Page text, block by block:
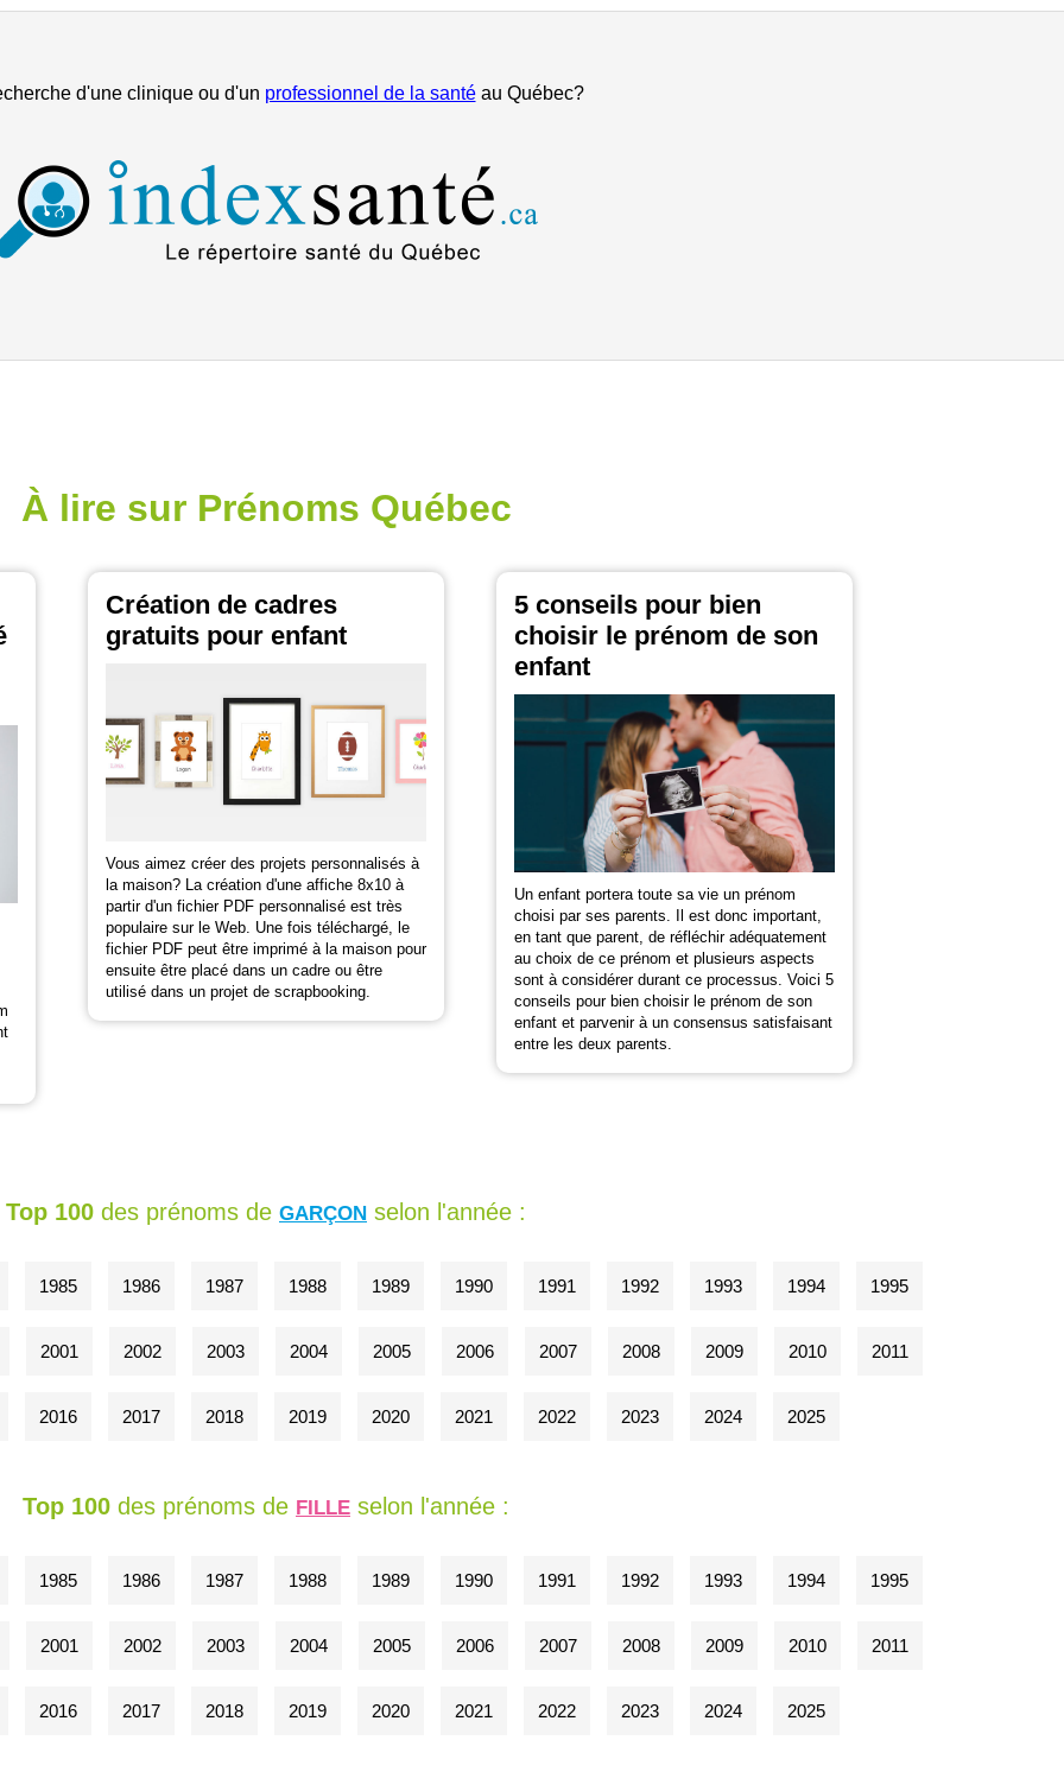
d'une clinique ou d'un professionnel de la santéau Québec?
À lire sur Prénoms Québec
Création de cadres
gratuits pour enfant
Vous aimez créer des projets personnalisés à
la maison? La création d'une affiche 8x10 à
partir d'un fichier PDF personnalisé est très
populaire sur le Web. Une fois téléchargé, le
fichier PDF peut être imprimé à la maison pour
ensuite être placé dans un cadre ou être
utilisé dans un projet de scrapbooking.
5 conseils pour bien
choisir le prénom de son
enfant
Un enfant portera toute sa vie un prénom
choisi par ses parents. Il est donc important,
en tant que parent, de réfléchir adéquatement
au choix de ce prénom et plusieurs aspects
sont à considérer durant ce processus. Voici 5
conseils pour bien choisir le prénom de son
enfant et parvenir à un consensus satisfaisant
entre les deux parents.
Top 100 des prénoms de GARÇON selon l'année :
1985 1986 1987 1988 1989 1990 1991 1992 1993 1994 1995
2001 2002 2003 2004 2005 2006 2007 2008 2009 2010 2011
2016 2017 2018 2019 2020 2021 2022 2023 2024 2025
Top 100 des prénoms de FILLE selon l'année :
1985 1986 1987 1988 1989 1990 1991 1992 1993 1994 1995
2001 2002 2003 2004 2005 2006 2007 2008 2009 2010 2011
2016 2017 2018 2019 2020 2021 2022 2023 2024 2025